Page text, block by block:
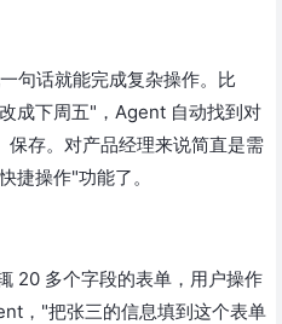
句话就能完成复杂操作。比
成下周五"，Agent 自动找到对
保存。对产品经理来说简直是需
操作"功能了。
20 多个字段的表单，用户操作
，"把张三的信息填到这个表单